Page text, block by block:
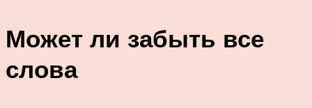
Может ли забыть все
слова